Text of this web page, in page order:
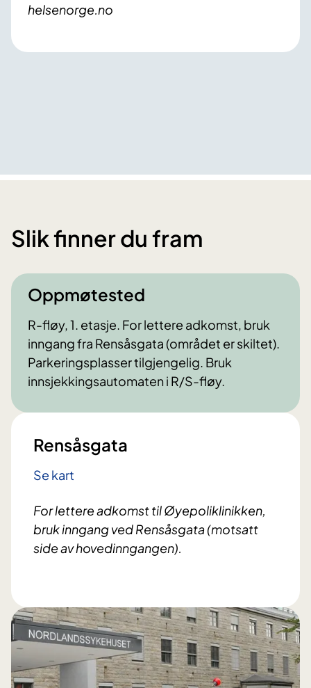
helsenorge.no
Slik finner du fram
Oppmøtested
R-fløy, 1. etasje. For lettere adkomst, bruk
inngang fra Rensåsgata (området er skiltet).
Parkeringsplasser tilgjengelig. Bruk
innsjekkingsautomaten i R/S-fløy.
Rensåsgata
Se kart
For lettere adkomst til Øyepoliklinikken,
bruk inngang ved Rensåsgata (motsatt
side av hovedinngangen).